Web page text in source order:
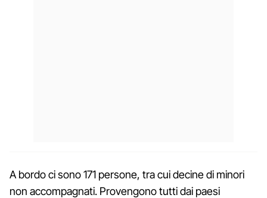
A bordo ci sono 171 persone, tra cui decine di minori
non accompagnati. Provengono tutti dai paesi